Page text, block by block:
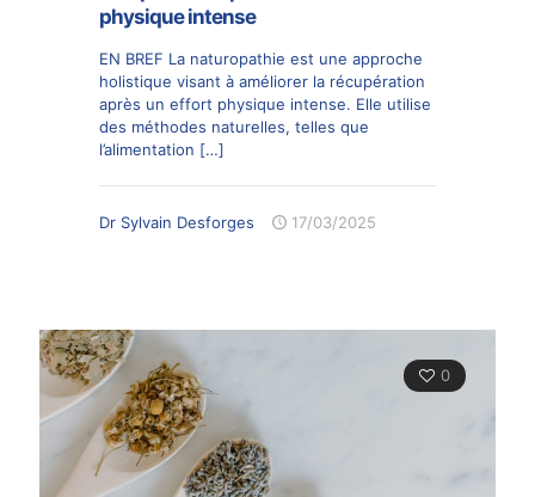
physique intense
EN BREF La naturopathie est une approche
holistique visant à améliorer la récupération
après un effort physique intense. Elle utilise
des méthodes naturelles, telles que
l’alimentation […]
Dr Sylvain Desforges 17/03/2025
0